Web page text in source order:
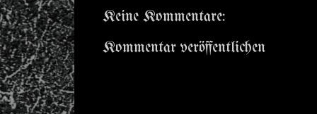
Keine Kommentare:
Kommentar veröffentlichen